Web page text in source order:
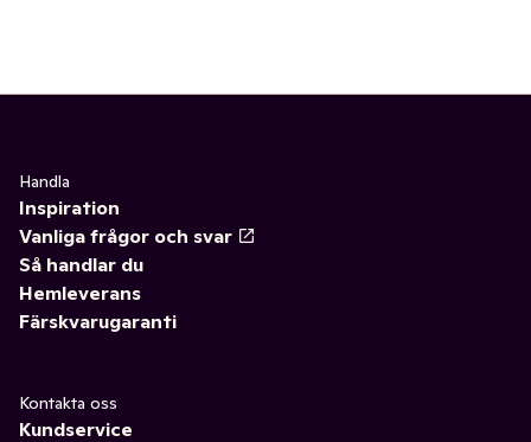
Handla
Inspiration
Vanliga frågor och svar
Så handlar du
Hemleverans
Färskvarugaranti
Kontakta oss
Kundservice